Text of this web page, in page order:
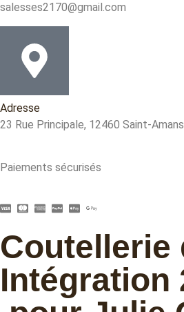
salesses2170@gmail.com
Adresse
23 Rue Principale, 12460 Saint-
Paiements sécurisés
Coutellerie
Intégration